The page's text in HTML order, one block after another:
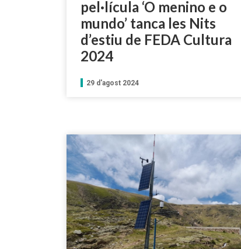
pel·lícula ‘O menino e o
mundo’ tanca les Nits
d’estiu de FEDA Cultura
2024
29 d'agost 2024